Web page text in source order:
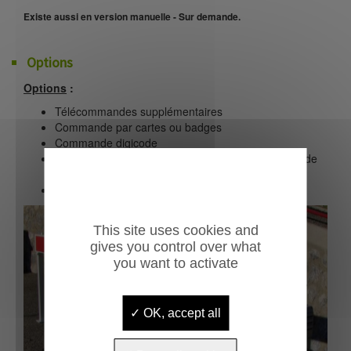
Existe aussi en version manuelle - Sur demande.
Options
Options :
Télécommandes supplémentaires
Commande par cartes ou badges
Commande digicode
Commande par bouton poussoir (depuis un poste de
This site uses cookies and
gives you control over what
you want to activate
OK, accept all